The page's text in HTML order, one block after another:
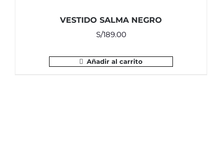
VESTIDO SALMA NEGRO
S/189.00
Añadir al carrito